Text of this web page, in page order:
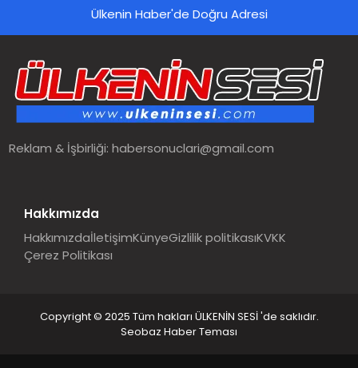
Ülkenin Haber'de Doğru Adresi
Reklam & İşbirliği:habersonuclari@gmail.com
Hakkımızda
HakkımızdaİletişimKünyeGizlilik politikasıKVKK
Çerez Politikası
Copyright © 2025 Tüm hakları ÜLKENİN SESİ 'de saklıdır.
Seobaz Haber Teması